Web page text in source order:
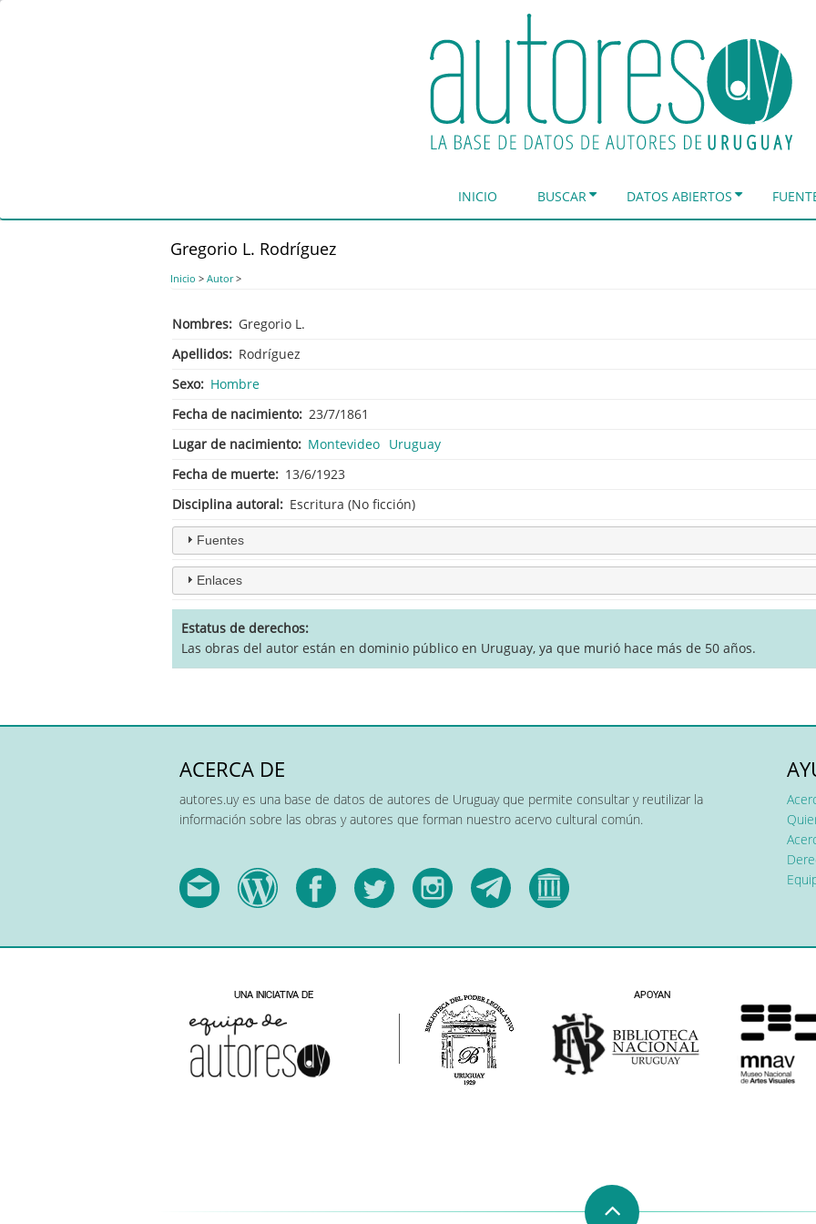
INICIO BUSCAR DATOS ABIERTOS
Gregorio L. Rodríguez
Inicio > Autor>
Nombres
Gregorio L.
Apellidos
Rodríguez
Sexo
Hombre
Fecha de nacimiento
23/7/1861
Lugar de nacimiento
Montevideo Uruguay
Fecha de muerte
13/6/1923
Disciplina autoral
Escritura (No ficción)
Fuentes
Enlaces
Estatus de derechos
Las obras del autor están en dominio público en Uruguay, ya que murió hace más de 50 años.
ACERCA DE
autores.uy es una base de datos de autores de Uruguay que permite consultar y reutilizar la
información sobre las obras y autores que forman nuestro acervo cultural común.